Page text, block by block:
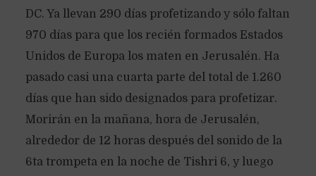
DC. Ya llevan 290 días profetizando y sólo faltan
970 días para que los recién formados Estados
Unidos de Europa los maten en Jerusalén. Ha
pasado casi una cuarta parte del total de 1.260
días que han sido designados para profetizar.
Morirán en la mañana, hora de Jerusalén,
alrededor de 12 horas después del sonido de la
6ta trompeta en la noche de Tishri 6, y luego